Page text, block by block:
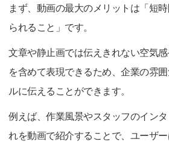
まず、動画の最大のメリットは「短
られること」です。
文章や静止画では伝えきれない空気
を含めて表現できるため、企業の雰
ルに伝えることができます。
例えば、作業風景やスタッフのイン
れを動画で紹介することで、ユーザ